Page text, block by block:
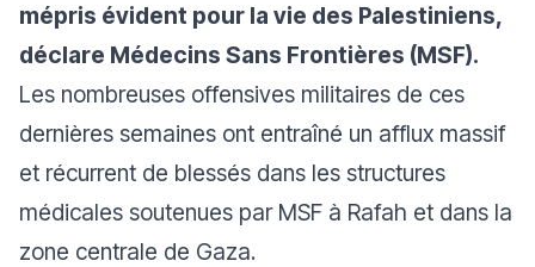
mépris évident pour la vie des Palestiniens,
déclare Médecins Sans Frontières (MSF).
Les nombreuses offensives militaires de ces
dernières semaines ont entraîné un afflux massif
et récurrent de blessés dans les structures
médicales soutenues par MSF à Rafah et dans la
zone centrale de Gaza.